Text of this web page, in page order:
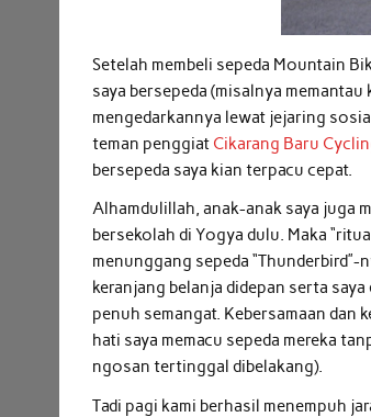
Setelah membeli sepeda Mountain
saya bersepeda (misalnya
mengedarkannya lewat jejaring
teman penggiat Cikarang Baru
bersepeda saya kian terpacu cepat.
Alhamdulillah, anak-anak saya juga
bersekolah di Yogya dulu. Maka
menunggang sepeda “Thunderbird”-
keranjang belanja didepan serta
penuh semangat. Kebersamaan dan
hati saya memacu sepeda mereka
ngosan tertinggal dibelakang).
Tadi pagi kami berhasil menempuh